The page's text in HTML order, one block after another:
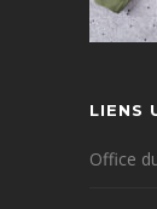
LIENS
Office